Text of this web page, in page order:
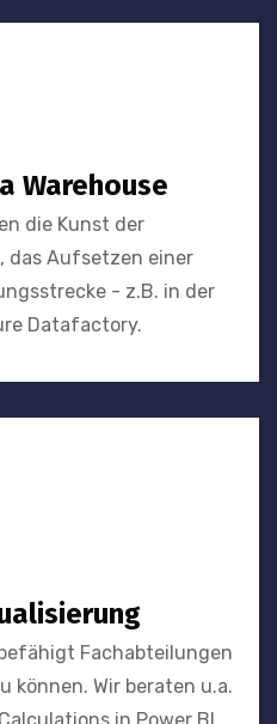
Warehouse
die Kunst der
das Aufsetzen einer
- z.B. in der
Datafactory.
Fachabteilungen
können. Wir beraten u.a.